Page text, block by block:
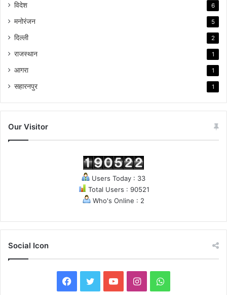
विदेश 6
मनोरंजन 5
दिल्ली 2
राजस्थान 1
आगरा 1
सहारनपुर 1
Our Visitor
Users Today : 33
Total Users : 90521
Who's Online : 2
Social Icon
I
W